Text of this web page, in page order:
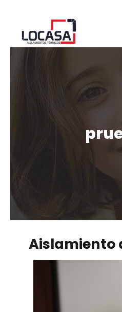
Aislamiento